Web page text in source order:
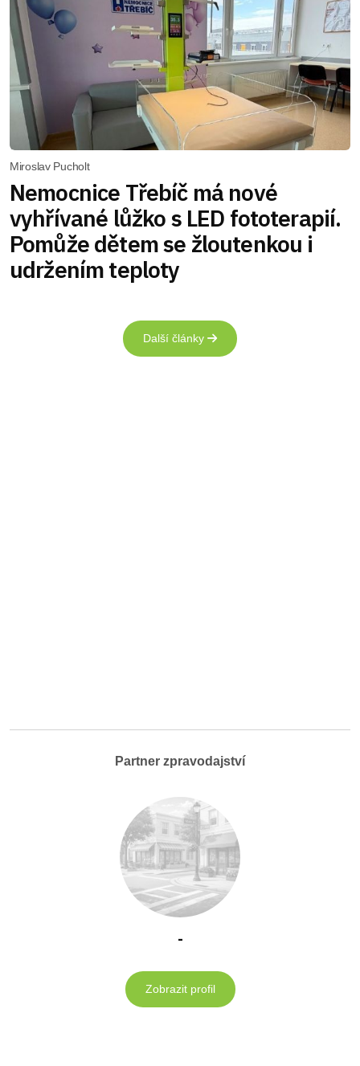
Miroslav Pucholt
Nemocnice Třebíč má nové
vyhřívané lůžko s LED fototerapií.
Pomůže dětem se žloutenkou i
udržením teploty
Další články
Partner zpravodajství
-
Zobrazit profil